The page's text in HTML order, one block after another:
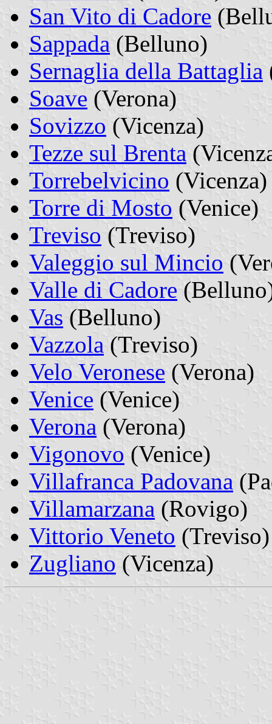
San Vito di Cadore
Sappada (Belluno)
Sernaglia della Battaglia
Soave (Verona)
Sovizzo (Vicenza)
Tezze sul Brenta
Torrebelvicino (Vicenza)
Torre di Mosto (Venice)
Treviso (Treviso)
Valeggio sul Mincio
Valle di Cadore
Vas (Belluno)
Vazzola (Treviso)
Velo Veronese (Verona)
Venice (Venice)
Verona (Verona)
Vigonovo (Venice)
Villafranca Padovana
Villamarzana (Rovigo)
Vittorio Veneto (Treviso)
Zugliano (Vicenza)